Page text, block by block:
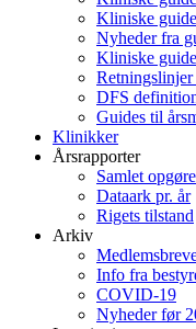
Kliniske
Nyheder fra
Kliniske
DFS
Guides til
Klinikker
Årsrapporter
Samlet
Dataark pr. år
Rigets tilstand
Arkiv
Info fra
COVID-19
Nyheder før